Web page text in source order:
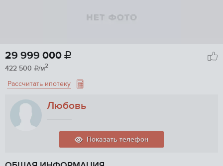
29 999 000 
422 500 /м2
Рассчитать ипотеку
Любовь
Показать телефон